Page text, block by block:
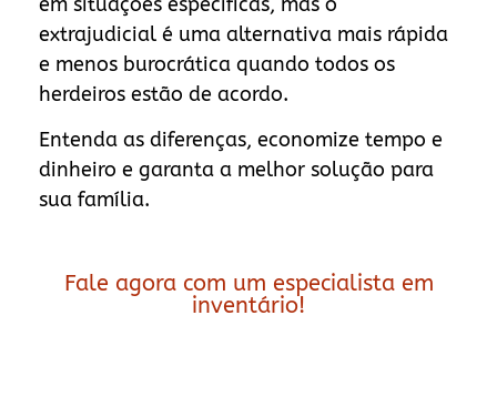
extrajudicial é uma alternativa mais rápida
e menos burocrática quando todos os
herdeiros estão de acordo.
Entenda as diferenças, economize tempo e
dinheiro e garanta a melhor solução para
sua família.
Fale agora com um especialista em
inventário!